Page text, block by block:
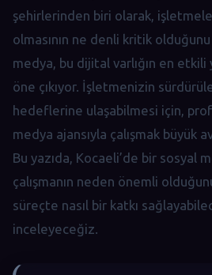
şehirlerinden biri olarak,
olmasının ne denli kritik
medya, bu dijital varlığın en etkili
öne çıkıyor. İşletmenizin
hedeflerine ulaşabilmesi için,
medya ajansıyla çalışmak büyük
Bu yazıda, Kocaeli’de bir sosyal
çalışmanın neden önemli
süreçte nasıl bir katkı
inceleyeceğiz.